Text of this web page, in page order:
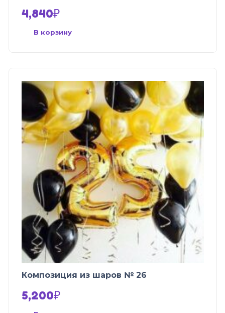
4,840₽
В корзину
Композиция из шаров № 26
5,200₽